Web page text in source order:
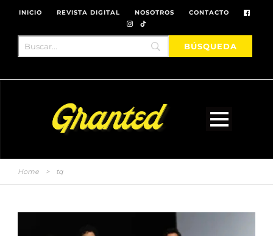
INICIO REVISTA DIGITAL NOSOTROS CONTACTO
Home > tq